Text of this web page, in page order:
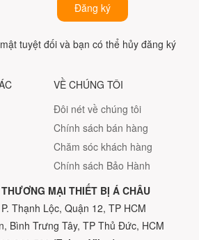
Đăng ký
tuyệt đối và bạn có thể hủy đăng ký
VỀ CHÚNG TÔI
Đôi nét về chúng tôi
Chính sách bán hàng
Chăm sóc khách hàng
Chính sách Bảo Hành
MẠI THIẾT BỊ Á CHÂU
Thạnh Lộc, Quận 12, TP HCM
Bình Trưng Tây, TP Thủ Đức, HCM